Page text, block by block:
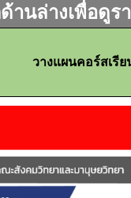
านล่างเพื่อดูร
วางแผนคอร์สเรีย